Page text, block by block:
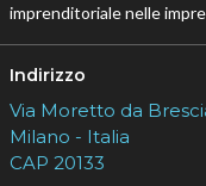
imprenditoriale nelle
Indirizzo
Via Moretto da
Milano - Italia
CAP 20133